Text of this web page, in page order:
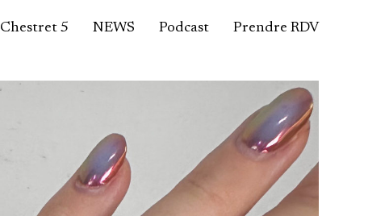
Chestret 5 NEWS Podcast Prendre RDV